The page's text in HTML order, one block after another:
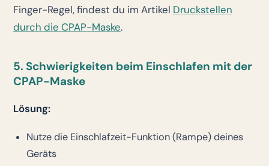
Finger-Regel, findest du im Artikel Druckstellen
durch die CPAP-Maske.
5. Schwierigkeiten beim Einschlafen mit der
CPAP-Maske
Lösung:
Nutze die Einschlafzeit-Funktion (Rampe) deines
Geräts